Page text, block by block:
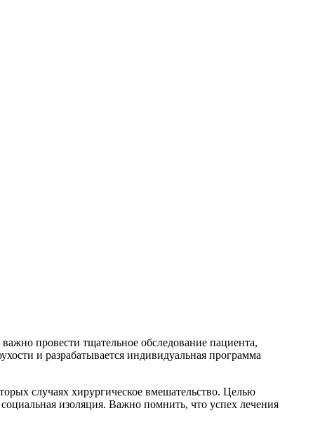
провести тщательное обследование пациента,
и разрабатывается индивидуальная программа
случаях хирургическое вмешательство. Целью
изоляция. Важно помнить, что успех лечения